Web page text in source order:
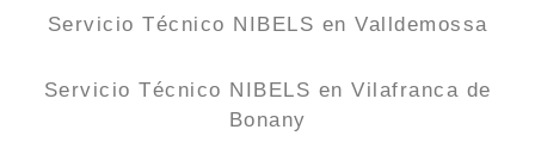
Servicio Técnico NIBELS en Valldemossa
Servicio Técnico NIBELS en Vilafranca de
Bonany